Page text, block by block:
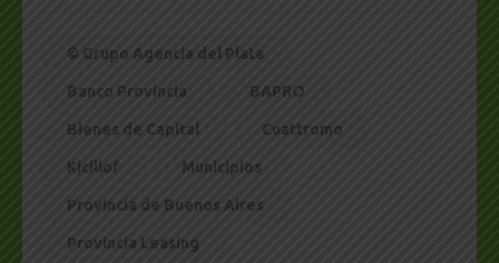
© Grupo Agencia del Plata
Banco Provincia BAPRO
Bienes de Capital Cuattromo
Kicillof Municipios
Provincia de Buenos Aires
Provincia Leasing